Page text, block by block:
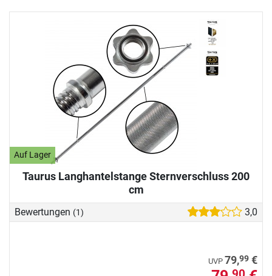
Auf Lager
Taurus Langhantelstange Sternverschluss 200
cm
Bewertungen (1) 3,0
UVP 79,99 €